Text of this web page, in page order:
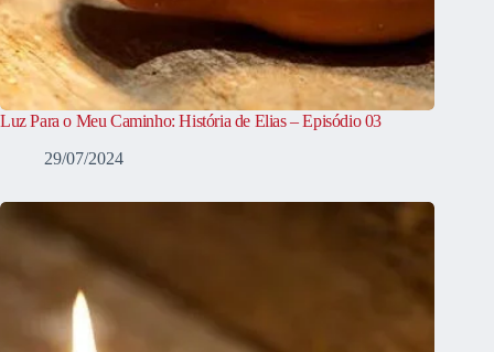
Luz Para o Meu Caminho: História de Elias – Episódio 03
29/07/2024